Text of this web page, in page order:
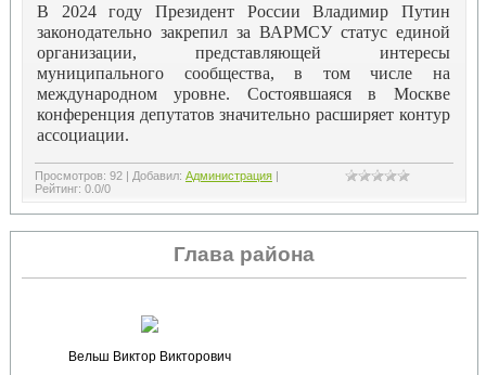
В 2024 году Президент России Владимир Путин
законодательно закрепил за ВАРМСУ статус единой
организации, представляющей интересы
муниципального сообщества, в том числе на
международном уровне. Состоявшаяся в Москве
конференция депутатов значительно расширяет контур
ассоциации.
Просмотров: 92| Добавил: Администрация |
Рейтинг: 0.0/0
Глава района
Вельш Виктор Викторович